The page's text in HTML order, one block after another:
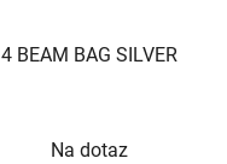
4 BEAM BAG SILVER
Na dotaz